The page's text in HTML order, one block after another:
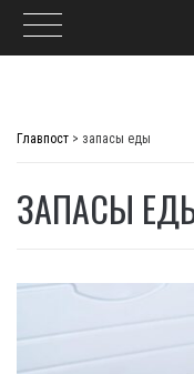
Главпост > запасы еды
ЗАПАСЫ